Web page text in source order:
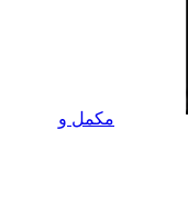
مکمل و